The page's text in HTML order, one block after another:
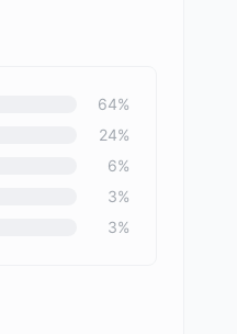
64%
24%
6%
3%
3%